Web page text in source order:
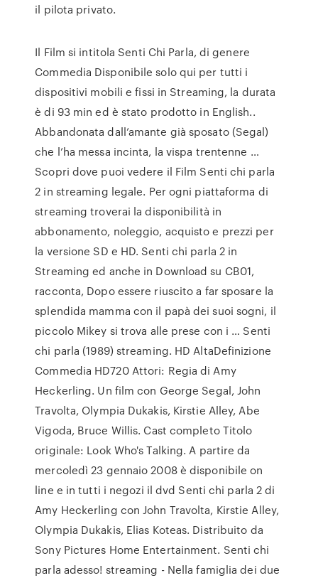
il pilota privato.
Il Film si intitola Senti Chi Parla, di genere
Commedia Disponibile solo qui per tutti i
dispositivi mobili e fissi in Streaming, la durata
è di 93 min ed è stato prodotto in English..
Abbandonata dall’amante già sposato (Segal)
che l’ha messa incinta, la vispa trentenne …
Scopri dove puoi vedere il Film Senti chi parla
2 in streaming legale. Per ogni piattaforma di
streaming troverai la disponibilità in
abbonamento, noleggio, acquisto e prezzi per
la versione SD e HD. Senti chi parla 2 in
Streaming ed anche in Download su CB01,
racconta, Dopo essere riuscito a far sposare la
splendida mamma con il papà dei suoi sogni, il
piccolo Mikey si trova alle prese con i … Senti
chi parla (1989) streaming. HD AltaDefinizione
Commedia HD720 Attori: Regia di Amy
Heckerling. Un film con George Segal, John
Travolta, Olympia Dukakis, Kirstie Alley, Abe
Vigoda, Bruce Willis. Cast completo Titolo
originale: Look Who's Talking. A partire da
mercoledì 23 gennaio 2008 è disponibile on
line e in tutti i negozi il dvd Senti chi parla 2 di
Amy Heckerling con John Travolta, Kirstie Alley,
Olympia Dukakis, Elias Koteas. Distribuito da
Sony Pictures Home Entertainment. Senti chi
parla adesso! streaming - Nella famiglia dei due